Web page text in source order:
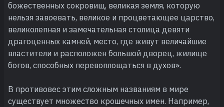
божественных сокровищ, великая земля, которую
нельзя завоевать, великое и процветающее царство,
великолепная и замечательная столица девяти
драгоценных камней, место, где живут величайшие
властители и расположен большой дворец, жилище
богов, способных перевоплощаться в духов».
В противовес этим сложным названиям в мире
существует множество крошечных имен. Например,